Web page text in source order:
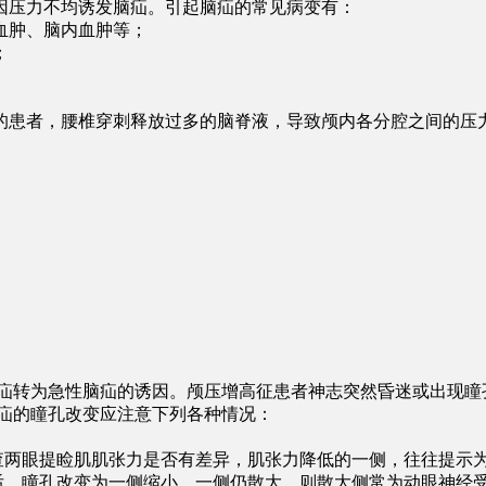
力不均诱发脑疝。引起脑疝的常见病变有：
、脑内血肿等；
者，腰椎穿刺释放过多的脑脊液，导致颅内各分腔之间的压
为急性脑疝的诱因。颅压增高征患者神志突然昏迷或出现
的瞳孔改变应注意下列各种情况：
眼提睑肌肌张力是否有差异，肌张力降低的一侧，往往提
瞳孔改变为一侧缩小，一侧仍散大，则散大侧常为动眼神经